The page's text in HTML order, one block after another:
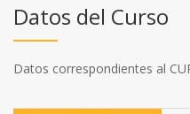
Datos del Curso
Datos correspondientes al